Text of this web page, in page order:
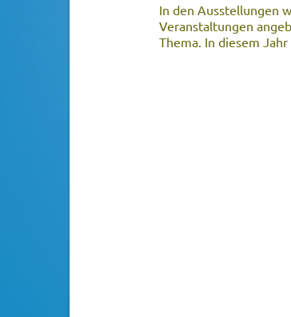
In den Ausstellungen
Veranstaltungen
Thema. In diesem